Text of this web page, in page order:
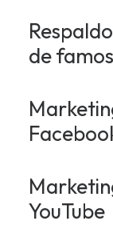
de
YouTube